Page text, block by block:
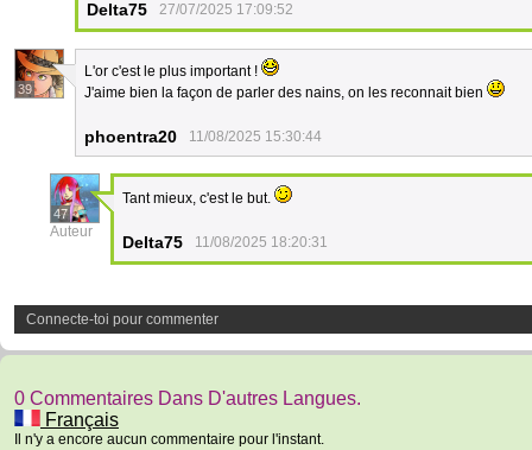
Delta75 27/07/2025 17:09:52
39
L'or c'est le plus important !
J'aime bien la façon de parler des nains, on les reconnait bien
phoentra20 11/08/2025 15:30:44
47
Auteur
Tant mieux, c'est le but.
Delta75 11/08/2025 18:20:31
Connecte-toi pour commenter
0 Commentaires Dans D'autres Langues.
Français
Il n'y a encore aucun commentaire pour l'instant.